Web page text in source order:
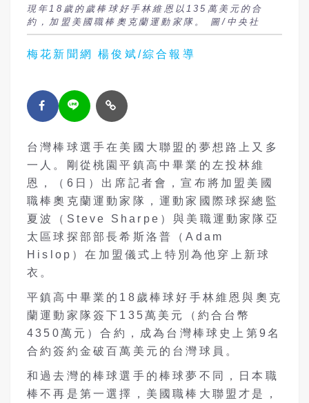
現年18歲的歲棒球好手林維恩以135萬美元的合
約，加盟美國職棒奧克蘭運動家隊。 圖/中央社
梅花新聞網 楊俊斌/綜合報導
台灣棒球選手在美國大聯盟的夢想路上又多
一人。剛從桃園平鎮高中畢業的左投林維
恩，（6日）出席記者會，宣布將加盟美國
職棒奧克蘭運動家隊，運動家國際球探總監
夏波（Steve Sharpe）與美職運動家隊亞
太區球探部部長希斯洛普（Adam
Hislop）在加盟儀式上特別為他穿上新球
衣。
平鎮高中畢業的18歲棒球好手林維恩與奧克
蘭運動家隊簽下135萬美元（約合台幣
4350萬元）合約，成為台灣棒球史上第9名
合約簽約金破百萬美元的台灣球員。
和過去灣的棒球選手的棒球夢不同，日本職
棒不再是第一選擇，美國職棒大聯盟才是，